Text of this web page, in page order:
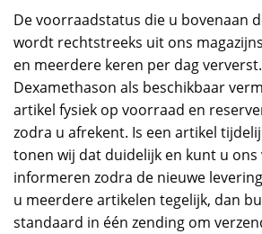
De voorraadstatus die u bovenaan
wordt rechtstreeks uit ons
en meerdere keren per dag
Dexamethason als beschikbaar
artikel fysiek op voorraad en
zodra u afrekent. Is een artikel
tonen wij dat duidelijk en kunt u ons
informeren zodra de nieuwe
u meerdere artikelen tegelijk, dan
standaard in één zending om